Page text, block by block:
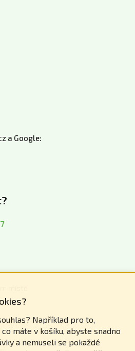
Například pro to,
máte v košíku, abyste snadno
a nemuseli se pokaždé
a Google: